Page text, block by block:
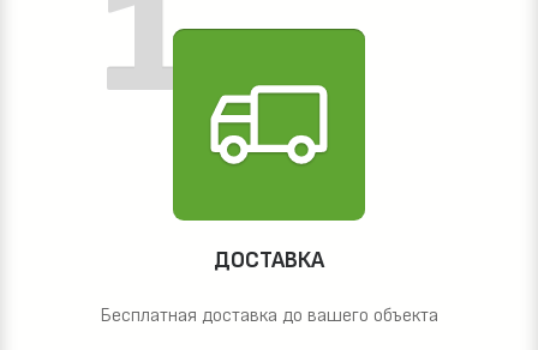
ДОСТАВКА
Бесплатная доставка до вашего объекта